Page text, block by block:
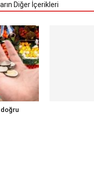
Diğer İçerikleri
doğru